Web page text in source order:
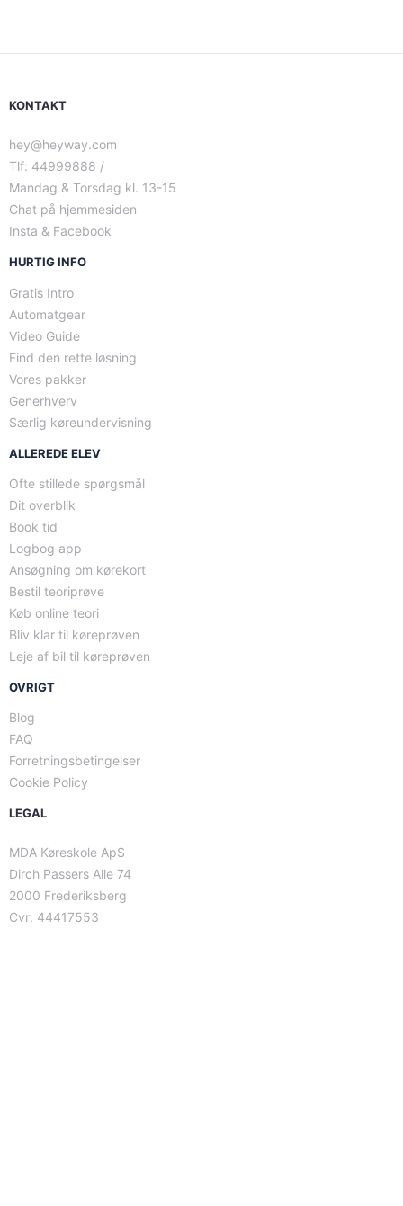
KONTAKT
hey@heyway.com
Tlf: 44999888 /
Mandag & Torsdag kl. 13-15
Chat på hjemmesiden
Insta & Facebook
HURTIG INFO
Gratis Intro
Automatgear
Video Guide
Find den rette løsning
Vores pakker
Generhverv
Særlig køreundervisning
ALLEREDE ELEV
Ofte stillede spørgsmål
Dit overblik
Book tid
Logbog app
Ansøgning om kørekort
Bestil teoriprøve
Køb online teori
Bliv klar til køreprøven
Leje af bil til køreprøven
OVRIGT
Blog
FAQ
Forretningsbetingelser
Cookie Policy
LEGAL
MDA Køreskole ApS
Dirch Passers Alle 74
2000 Frederiksberg
Cvr: 44417553